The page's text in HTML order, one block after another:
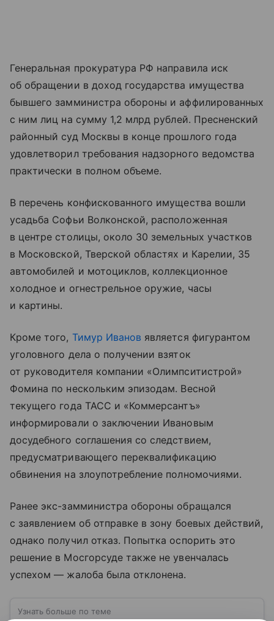
Генеральная прокуратура РФ направила иск
об обращении в доход государства имущества
бывшего замминистра обороны и аффилированных
с ним лиц на сумму 1,2 млрд рублей. Пресненский
районный суд Москвы в конце прошлого года
удовлетворил требования надзорного ведомства
практически в полном объеме.
В перечень конфискованного имущества вошли
усадьба Софьи Волконской, расположенная
в центре столицы, около 30 земельных участков
в Московской, Тверской областях и Карелии, 35
автомобилей и мотоциклов, коллекционное
холодное и огнестрельное оружие, часы
и картины.
Кроме того, Тимур Иванов является фигурантом
уголовного дела о получении взяток
от руководителя компании «Олимпситистрой»
Фомина по нескольким эпизодам. Весной
текущего года ТАСС и «Коммерсантъ»
информировали о заключении Ивановым
досудебного соглашения со следствием,
предусматривающего переквалификацию
обвинения на злоупотребление полномочиями.
Ранее экс-замминистра обороны обращался
с заявлением об отправке в зону боевых действий,
однако получил отказ. Попытка оспорить это
решение в Мосгорсуде также не увенчалась
успехом — жалоба была отклонена.
Узнать больше по теме